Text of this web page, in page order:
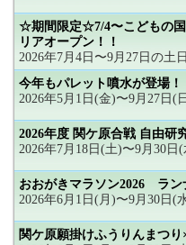
☆期間限定☆7/4〜こどもの
リアオープン！！
2026年7月4日〜9月27日の
今年もパレット噴水が登場！
2026年5月1日(金)〜9月27日(
2026年度 関ケ原合戦 自由研
2026年7月18日(土)〜9月30日(
おおがきマラソン2026 ラン
2026年6月1日(月)〜9月30日
関ケ原願掛けふうりんまつ